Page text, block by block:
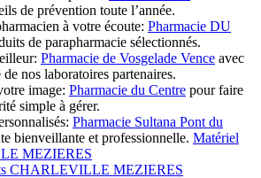
de prévention toute l’année.
à votre écoute: Pharmacie DU
de parapharmacie sélectionnés.
Pharmacie de Vosgelade Vence avec
nos laboratoires partenaires.
image: Pharmacie du Centre pour faire
simple à gérer.
Pharmacie Sultana Pont du
bienveillante et professionnelle. Matériel
MEZIERES
CHARLEVILLE MEZIERES